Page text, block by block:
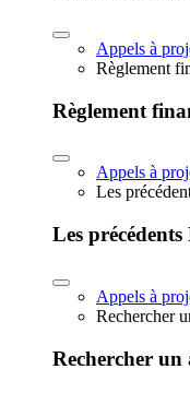
Appels à
Règlement
Règlement
Appels à
Les
Les
Appels à
Rechercher
Rechercher un